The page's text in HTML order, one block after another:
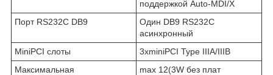
поддержкой Auto-MDI/X
Порт RS232C DB9
Один DB9 RS232C
асинхронный
MiniPCI слоты
3xminiPCI Type IIIA/IIIB
Максимальная
max 12(3W без плат